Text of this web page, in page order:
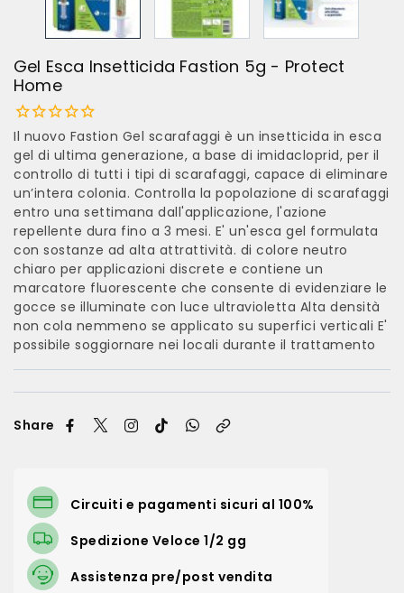
Gel Esca Insetticida Fastion 5g - Protect
Home
Il nuovo Fastion Gel scarafaggi è un insetticida in esca
gel di ultima generazione, a base di imidacloprid, per il
controllo di tutti i tipi di scarafaggi, capace di eliminare
un’intera colonia. Controlla la popolazione di scarafaggi
entro una settimana dall'applicazione, l'azione
repellente dura fino a 3 mesi. E' un'esca gel formulata
con sostanze ad alta attrattività. di colore neutro
chiaro per applicazioni discrete e contiene un
marcatore fluorescente che consente di evidenziare le
gocce se illuminate con luce ultravioletta Alta densità
non cola nemmeno se applicato su superfici verticali E'
possibile soggiornare nei locali durante il trattamento
Share
Circuiti e pagamenti sicuri al 100%
Spedizione Veloce 1/2 gg
Assistenza pre/post vendita